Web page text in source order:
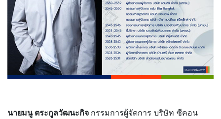
นายมนู ตระกูลวัฒนะกิจ กรรมการผู้จัดการ บริษัท ซีคอน